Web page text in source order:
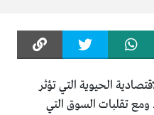
الحيوية التي تؤثر
ومع تقلبات السوق التي